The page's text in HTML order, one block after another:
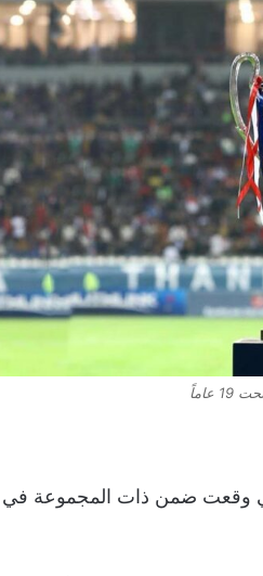
عاماً
وقعت ضمن ذات المجموعة في